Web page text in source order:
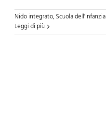
Nido integrato, Scuola dell'infanzia
Leggi di più